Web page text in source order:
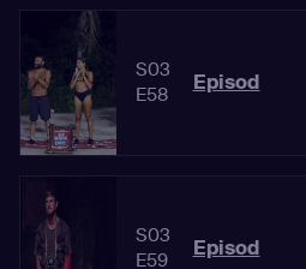
S03
E58
Episod
S03
E59
Episod